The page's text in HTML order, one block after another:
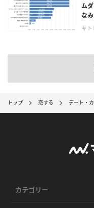
ム
な
＃
トップ 恋する デート・
カテゴリー